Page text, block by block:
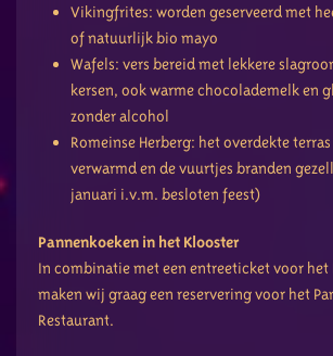
Vikingfrites: worden geserveerd met
of natuurlijk bio mayo
Wafels: vers bereid met lekkere
kersen, ook warme chocolademelk en
zonder alcohol
Romeinse Herberg: het overdekte
verwarmd en de vuurtjes branden
januari i.v.m. besloten feest)
Pannenkoeken in het Klooster
In combinatie met een entreeticket voor het
maken wij graag een reservering voor het
Restaurant.